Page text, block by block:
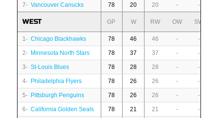
7- Vancouver Canucks 78 20 20 - -
WEST GP W RW OW SW
1- Chicago Blackhawks 78 46 46 - -
2- Minnesota North Stars 78 37 37 - -
3- St-Louis Blues 78 28 28 - -
4- Philadelphia Flyers 78 26 26 - -
5- Pittsburgh Penguins 78 26 26 - -
6- California Golden Seals 78 21 21 - -